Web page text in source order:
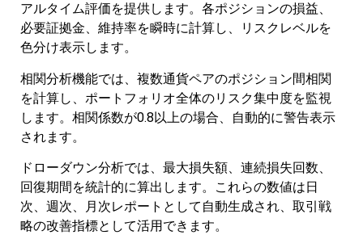
アルタイム評価を提供します。各ポジションの損益、
必要証拠金、維持率を瞬時に計算し、リスクレベルを
色分け表示します。
相関分析機能では、複数通貨ペアのポジション間相関
を計算し、ポートフォリオ全体のリスク集中度を監視
します。相関係数が0.8以上の場合、自動的に警告表示
されます。
ドローダウン分析では、最大損失額、連続損失回数、
回復期間を統計的に算出します。これらの数値は日
次、週次、月次レポートとして自動生成され、取引戦
略の改善指標として活用できます。